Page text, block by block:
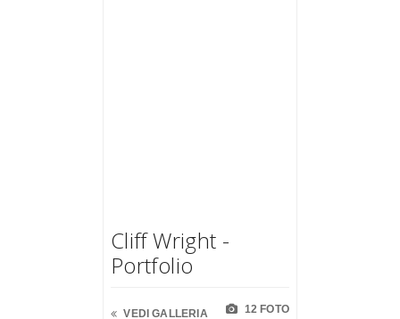
Cliff Wright -
Portfolio
VEDI GALLERIA 12 FOTO